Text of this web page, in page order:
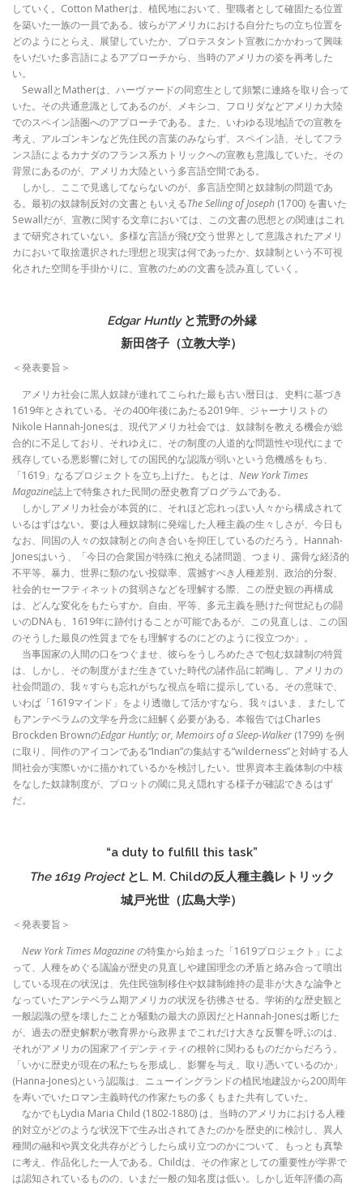
していく。Cotton Matherは、植民地において、聖職者として確固たる位置
を築いた一族の一員である。彼らがアメリカにおける自分たちの立ち位置を
どのようにとらえ、展望していたか、プロテスタント宣教にかかわって興味
をいだいた多言語によるアプローチから、当時のアメリカの姿を再考した
い。
SewallとMatherは、ハーヴァードの同窓生として頻繁に連絡を取り合って
いた。その共通意識としてあるのが、メキシコ、フロリダなどアメリカ大陸
でのスペイン語圏へのアプローチである。また、いわゆる現地語での宣教を
考え、アルゴンキンなど先住民の言葉のみならず、スペイン語、そしてフラ
ンス語によるカナダのフランス系カトリックへの宣教も意識していた。その
背景にあるのが、アメリカ大陸という多言語空間である。
しかし、ここで見逃してならないのが、多言語空間と奴隷制の問題であ
る。最初の奴隷制反対の文書ともいえるThe Selling of Joseph (1700) を書いた
Sewallだが、宣教に関する文章においては、この文書の思想との関連はこれ
まで研究されていない。多様な言語が飛び交う世界として意識されたアメリ
カにおいて取捨選択された理想と現実は何であったか、奴隷制という不可視
化された空間を手掛かりに、宣教のための文書を読み直していく。
Edgar Huntlyと荒野の外縁
新田啓子（立教大学）
＜発表要旨＞
アメリカ社会に黒人奴隷が連れてこられた最も古い暦日は、史料に基づき
1619年とされている。その400年後にあたる2019年、ジャーナリストの
Nikole Hannah-Jonesは、現代アメリカ社会では、奴隷制を教える機会が総
合的に不足しており、それゆえに、その制度の人道的な問題性や現代にまで
残存している悪影響に対しての国民的な認識が弱いという危機感をもち、
「1619」なるプロジェクトを立ち上げた。もとは、 New York Times
Magazine誌上で特集された民間の歴史教育プログラムである。
しかしアメリカ社会が本質的に、それほど忘れっぽい人々から構成されて
いるはずはない。要は人種奴隷制に発端した人種主義の生々しさが、今日も
なお、同国の人々の奴隷制との向き合いを抑圧しているのだろう。Hannah-
Jonesはいう、「今日の合衆国が特殊に抱える諸問題、つまり、露骨な経済的
不平等、暴力、世界に類のない投獄率、震撼すべき人種差別、政治的分裂、
社会的セーフティネットの貧弱さなどを理解する際、この歴史観の再構成
は、どんな変化をもたらすか。自由、平等、多元主義を懸けた何世紀もの闘
いのDNAも、1619年に跡付けることが可能であるが、この見直しは、この国
のそうした最良の性質までをも理解するのにどのように役立つか」。
当事国家の人間の口をつぐませ、彼らをうしろめたさで包む奴隷制の特質
は、しかし、その制度がまだ生きていた時代の諸作品に韜晦し、アメリカの
社会問題の、我々すらも忘れがちな視点を暗に提示している。その意味で、
いわば「1619マインド」をより透徹して活かすなら、我々はいま、またして
もアンテベラムの文学を丹念に紐解く必要がある。本報告ではCharles
Brockden BrownのEdgar Huntly; or, Memoirs of a Sleep-Walker (1799) を例
に取り、同作のアイコンである“Indian”の集結する“wilderness”と対峙する人
間社会が実際いかに描かれているかを検討したい。世界資本主義体制の中核
をなした奴隷制度が、プロットの閾に見え隠れする様子が確認できるはず
だ。
“a duty to fulfill this task”
The 1619 ProjectとL. M. Childの反人種主義レトリック
城戸光世（広島大学）
＜発表要旨＞
New York Times Magazineの特集から始まった「1619プロジェクト」によ
って、人種をめぐる議論が歴史の見直しや建国理念の矛盾と絡み合って噴出
している現在の状況は、先住民強制移住や奴隷制維持の是非が大きな論争と
なっていたアンテベラム期アメリカの状況を彷彿させる。学術的な歴史観と
一般認識の壁を壊したことが騒動の最大の原因だとHannah-Jonesは断じた
が、過去の歴史解釈が教育界から政界までこれだけ大きな反響を呼ぶのは、
それがアメリカの国家アイデンティティの根幹に関わるものだからだろう。
「いかに歴史が現在の私たちを形成し、影響を与え、取り憑いているのか」
(Hanna-Jones)という認識は、ニューイングランドの植民地建設から200周年
を寿いでいたロマン主義時代の作家たちの多くもまた共有していた。
なかでもLydia Maria Child (1802-1880) は、当時のアメリカにおける人種
的対立がどのような状況下で生み出されてきたのかを歴史的に検討し、異人
種間の融和や異文化共存がどうしたら成り立つのかについて、もっとも真摯
に考え、作品化した一人である。Childは、その作家としての重要性が学界で
は認知されているものの、いまだ一般の知名度は低い。しかし近年評価の高